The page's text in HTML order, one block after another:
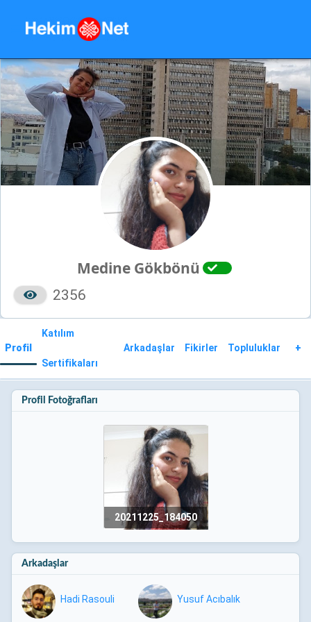
Medine Gökbönü
2356
Profil
Katılım
Sertifikaları
Arkadaşlar Fikirler Topluluklar +
Profil Fotoğrafları
20211225_184050
Arkadaşlar
Hadi Rasouli Yusuf Acıbalık